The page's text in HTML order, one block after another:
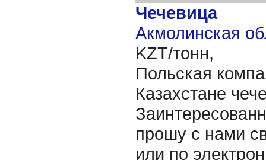
Чечевица
Акмолинская
KZT/тонн,
Польская
Казахстане
прошу с нами
или по